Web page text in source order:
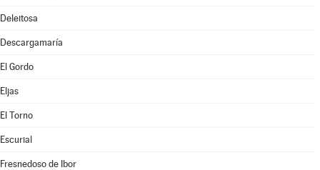
Deleitosa
Descargamaría
El Gordo
Eljas
El Torno
Escurial
Fresnedoso de Ibor